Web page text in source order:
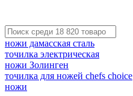
ножи дамасская сталь
точилка электрическая
ножи Золинген
точилка для ножей chefs choice
ножи